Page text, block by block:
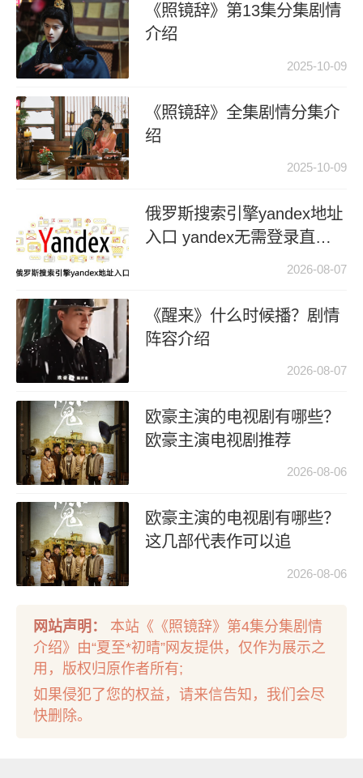
《照镜辞》第13集分集剧情
介绍
2025-10-09
《照镜辞》全集剧情分集介
绍
2025-10-09
俄罗斯搜索引擎yandex地址
入口 yandex无需登录直接
2026-08-07
《醒来》什么时候播？剧情
阵容介绍
2026-08-07
欧豪主演的电视剧有哪些？
欧豪主演电视剧推荐
2026-08-06
欧豪主演的电视剧有哪些？
这几部代表作可以追
2026-08-06
网站声明：
本站《《照镜辞》第4集分集剧情
介绍》由“夏至*初晴”网友提供，仅作为展示之
用，版权归原作者所有;
如果侵犯了您的权益，请来信告知，我们会尽
快删除。